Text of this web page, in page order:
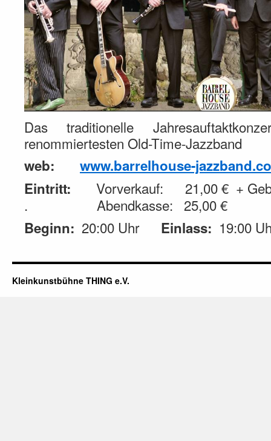
Das traditionelle
renommiertesten Old-Time-Jazzband
web: www.barrelhouse-
Eintritt: Vorverkauf: 21,00 € +
. Abendkasse: 25,00 €
Beginn: 20:00 Uhr Einlass: 19:00
Kleinkunstbühne THING e.V.